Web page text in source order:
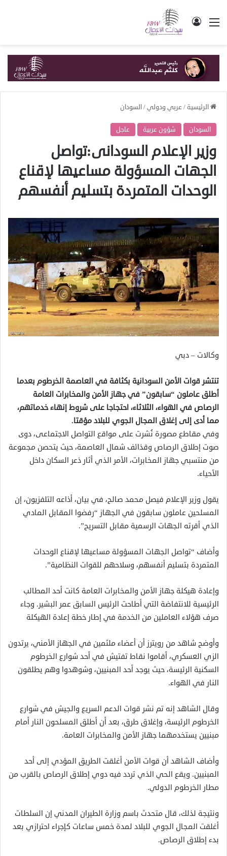
القائمة تسجيل الدخول
الرئيسية/ عربي ودولي/السودان
السودان شؤون عربية عاجل
وزير الإعلام السودانى:تواصل
الجهات المسؤولة مساعيها لإقناع
الوحدات المتمردة بتسليم أنفسهم
وكالات – دبي
تنتشر قوات الأمن السودانية بكثافة في العاصمة الخرطوم بعدما
أطلق عاملون “سابقون” في جهاز الأمن والمخابرات العامة
الرصاص في الهواء، الثلاثاء، احتجاجا على شروط إنهاء خدماتهم،
مما أدى إلى إغلاق المجال الجوي للبلاد مؤقتا.
وفي مقاطع مصورة نُشرت على مواقع التواصل الاجتماعى، دوى
صوت إطلاق الرصاص وقذائف شمال العاصمة، حيث يتحصن مجموعة
من منتسبي جهاز المخابرات، الأمر الذي أثار ذعر السكان داخل
الأحياء.
يقول وزير الإعلام فيصل محمد صالح، في بيان، أذاعه التلفزيون، إن
المسلحين عاملون سابقون في الجهاز “رفضوا المقابل المادي
الذي أقرته الجهات الرسمية مقابل التسريح”.
وأضاف “تواصل الجهات المسؤولة مساعيها لإقناع الوحدات
المتمردة بتسليم أنفسهم، وسلاحهم للقوات النظامية”.
وإعادة هيكلة جهاز الأمن والمخابرات العامة كانت أحد المطالب
الرئيسية للانتفاضة التي أطاحت الرئيس السابق عمر البشير. وجاء
صرف هؤلاء العاملين من الخدمة في إطار خطة إعادة الهيكلة
وأوضح شاهد من رويترز أن أعضاء ملثمين في الجهاز الأمني، يرتدون
الزي العسكري، أقاموا نقاط تفتيش في أحد شوارع الخرطوم
السكنية الرئيسة، حيث يوجد أحد المبنيين، وشوهدوا وهم يطلقون
النار في الهواء.
وقال الشاهد إنه تم نشر قوات الدعم السريع والجيش في شوارع
الخرطوم الرئيسة، وإغلاق طرق، بعد أن أطلق المسلحون النار أمام
مبنيين يستخدمهما جهاز الأمن والمخابرات العامة.
وأضاف الشاهد أن قوات الأمن أغلقت الطريق المؤدي إلى أحد
المبنيين. ويقع الحي الذي تردد فيه دوي إطلاق الرصاص بالقرب من
مطار الخرطوم الدولي.
ونتيجة لذلك، قال متحدث باسم وزارة الطيران المدني إن السلطات
أغلقت المجال الجوي للبلاد لمدة خمس ساعات كإجراء احترازي بعد
بدء إطلاق الرصاص.